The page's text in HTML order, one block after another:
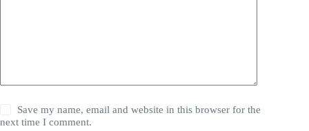
Save my name, email and website in this browser for the
next time I comment.